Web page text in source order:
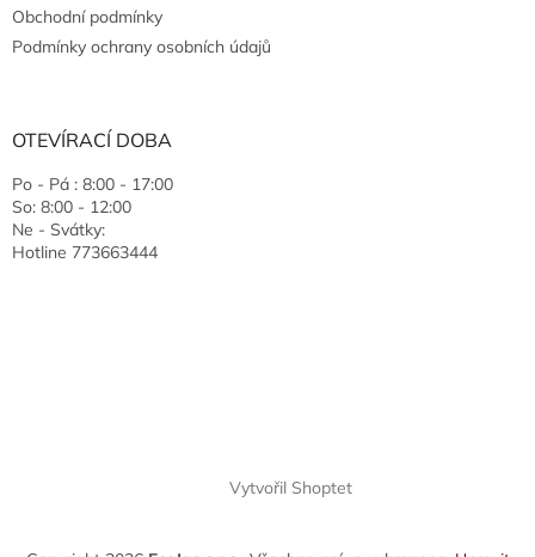
Obchodní podmínky
Podmínky ochrany osobních údajů
OTEVÍRACÍ DOBA
Po - Pá : 8:00 - 17:00
So: 8:00 - 12:00
Ne - Svátky:
Hotline 773663444
Vytvořil Shoptet